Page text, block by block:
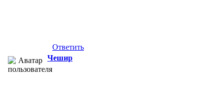
Ответить
Чешир